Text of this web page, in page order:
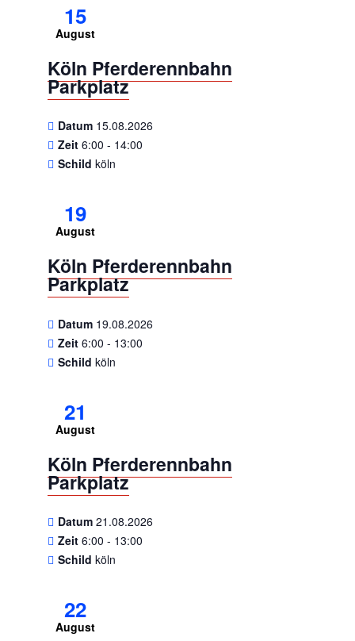
15
August
Köln Pferderennbahn
Parkplatz
Datum 15.08.2026
Zeit 6:00 - 14:00
Schild köln
19
August
Köln Pferderennbahn
Parkplatz
Datum 19.08.2026
Zeit 6:00 - 13:00
Schild köln
21
August
Köln Pferderennbahn
Parkplatz
Datum 21.08.2026
Zeit 6:00 - 13:00
Schild köln
22
August